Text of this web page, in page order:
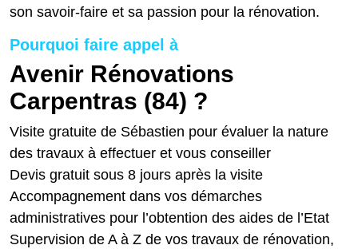
son savoir-faire et sa passion pour la rénovation.
Pourquoi faire appel à
Avenir Rénovations
Carpentras (84) ?
Visite gratuite de Sébastien pour évaluer la nature
des travaux à effectuer et vous conseiller
Devis gratuit sous 8 jours après la visite
Accompagnement dans vos démarches
administratives pour l’obtention des aides de l’Etat
Supervision de A à Z de vos travaux de rénovation,